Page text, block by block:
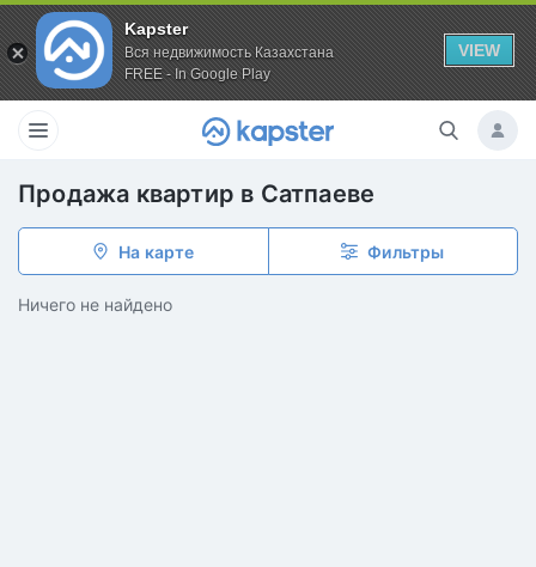
Kapster
Вся недвижимость Казахстана
FREE - In Google Play
VIEW
Продажа квартир в Сатпаеве
На карте Фильтры
Ничего не найдено